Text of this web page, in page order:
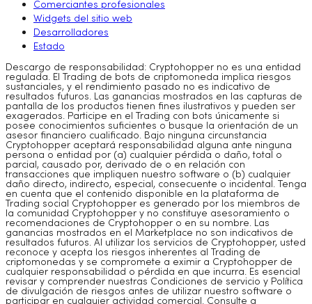
Comerciantes profesionales
Widgets del sitio web
Desarrolladores
Estado
Descargo de responsabilidad: Cryptohopper no es una entidad
regulada. El Trading de bots de criptomoneda implica riesgos
sustanciales, y el rendimiento pasado no es indicativo de
resultados futuros. Las ganancias mostrados en las capturas de
pantalla de los productos tienen fines ilustrativos y pueden ser
exagerados. Participe en el Trading con bots únicamente si
posee conocimientos suficientes o busque la orientación de un
asesor financiero cualificado. Bajo ninguna circunstancia
Cryptohopper aceptará responsabilidad alguna ante ninguna
persona o entidad por (a) cualquier pérdida o daño, total o
parcial, causado por, derivado de o en relación con
transacciones que impliquen nuestro software o (b) cualquier
daño directo, indirecto, especial, consecuente o incidental. Tenga
en cuenta que el contenido disponible en la plataforma de
Trading social Cryptohopper es generado por los miembros de
la comunidad Cryptohopper y no constituye asesoramiento o
recomendaciones de Cryptohopper o en su nombre. Las
ganancias mostrados en el Marketplace no son indicativos de
resultados futuros. Al utilizar los servicios de Cryptohopper, usted
reconoce y acepta los riesgos inherentes al Trading de
criptomonedas y se compromete a eximir a Cryptohopper de
cualquier responsabilidad o pérdida en que incurra. Es esencial
revisar y comprender nuestras Condiciones de servicio y Política
de divulgación de riesgos antes de utilizar nuestro software o
participar en cualquier actividad comercial. Consulte a